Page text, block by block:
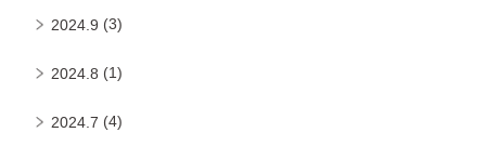
2024.9 (3)
2024.8 (1)
2024.7 (4)